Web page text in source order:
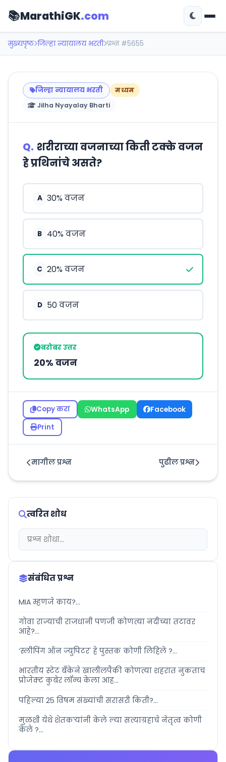
📚MarathiGK.com
मुख्यपृष्ठ जिल्हा न्यायालय भरती प्रश्न #5655
जिल्हा न्यायालय भरती
मध्यम
Jilha Nyayalay Bharti
Q. शरीराच्या वजनाच्या किती टक्के वजन
हे प्रथिनांचे असते?
A 30% वजन
B 40% वजन
C 20% वजन
D 50 वजन
बरोबर उत्तर
20% वजन
Copy करा WhatsApp
Facebook
Print
मागील प्रश्न पुढील प्रश्न
त्वरित शोध
संबंधित प्रश्न
MIA म्हणजे काय?...
गोवा राज्याची राजधानी पणजी कोणत्या नदीच्या तटावर
आहे?...
‘स्लीपिंग ऑन ज्युपिटर' हे पुस्तक कोणी लिहिले ?...
भारतीय स्टेट बँकेने खालीलपैकी कोणत्या शहरात नुकताच
प्रोजेक्ट कुबेर लॉन्च केला आह...
पहिल्या 25 विषम संख्यांची सरासरी किती?...
मुळशी येथे शेतकऱ्यांनी केले ल्या सत्याग्रहाचे नेतृत्व कोणी
केले ?...